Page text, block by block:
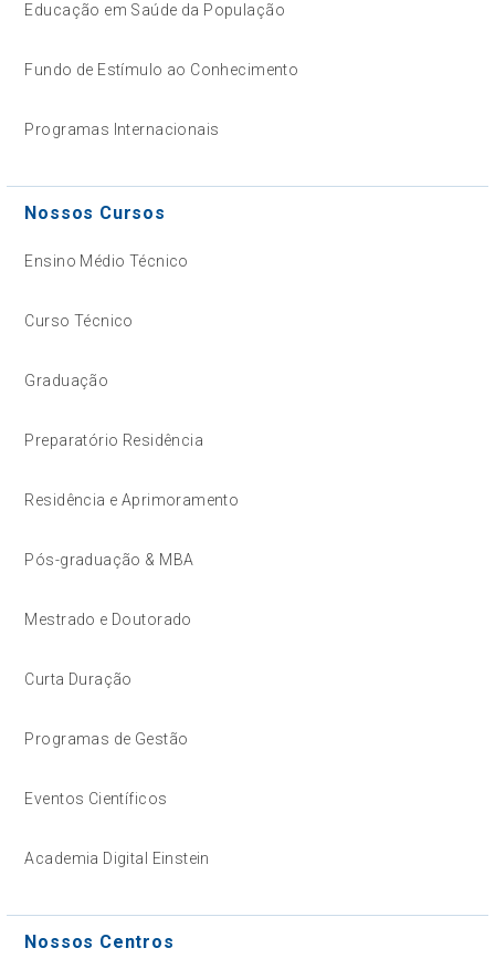
Educação em Saúde da População
Fundo de Estímulo ao Conhecimento
Programas Internacionais
Nossos Cursos
Ensino Médio Técnico
Curso Técnico
Graduação
Preparatório Residência
Residência e Aprimoramento
Pós-graduação & MBA
Mestrado e Doutorado
Curta Duração
Programas de Gestão
Eventos Científicos
Academia Digital Einstein
Nossos Centros